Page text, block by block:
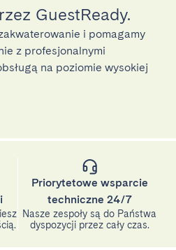
GuestReady.
i pomagamy
z profesjonalnymi
na poziomie wysokiej
Priorytetowe wsparcie
techniczne 24/7
Nasze zespoły są do Państwa
dyspozycji przez cały czas.